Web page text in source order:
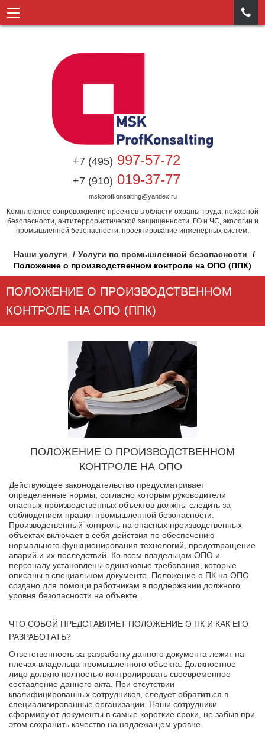

+7 (495) 997-57-72
+7 (910) 019-37-77
mskprofkonsalting@yandex.ru
Комплексное сопровождение проектов в области охраны труда, пожарной
безопасности, антитеррористической защищенности, ГО и ЧС, экологии и
промышленной безопасности, проектирование инженерных систем.
Наши услуги
Услуги по промышленной безопасности
Положение о производственном контроле на ОПО (ППК)
ПОЛОЖЕНИЕ О ПРОИЗВОДСТВЕННОМ
КОНТРОЛЕ НА ОПО (ППК)
ПОЛОЖЕНИЕ О ПРОИЗВОДСТВЕННОМ
КОНТРОЛЕ НА ОПО
Действующее законодательство предусматривает
определенные нормы, согласно которым руководители
опасных производственных объектов должны следить за
соблюдением правил промышленной безопасности.
Производственный контроль на опасных производственных
объектах включает в себя действия по обеспечению
нормального функционирования технологий, предотвращение
аварий и их последствий. Ко всем владельцам ОПО и
персоналу установлены одинаковые требования, которые
описаны в специальном документе. Положение о ПК на ОПО
создано для помощи работникам в поддержании должного
уровня безопасности на объекте.
ЧТО СОБОЙ ПРЕДСТАВЛЯЕТ ПОЛОЖЕНИЕ О ПК И КАК ЕГО
РАЗРАБОТАТЬ?
Ответственность за разработку данного документа лежит на
плечах владельца промышленного объекта. Должностное
лицо должно полностью контролировать своевременное
составление данного акта. При отсутствии
квалифицированных сотрудников, следует обратиться в
специализированные организации. Наши сотрудники
сформируют документы в самые короткие сроки, не забыв при
этом сохранить качество на надлежащем уровне.